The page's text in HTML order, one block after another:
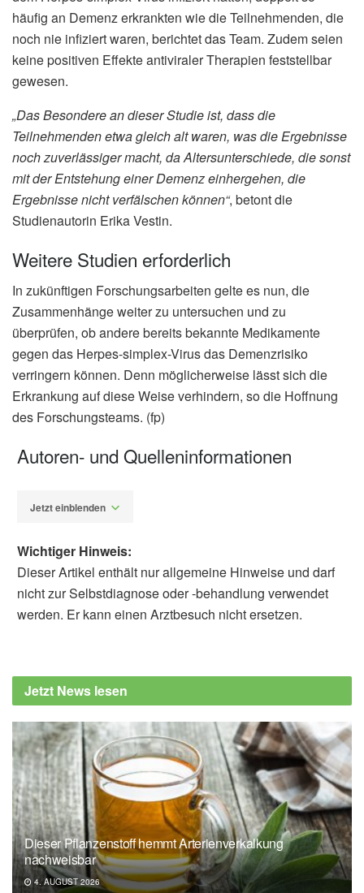
häufig an Demenz erkrankten wie die Teilnehmenden, die
noch nie infiziert waren, berichtet das Team. Zudem seien
keine positiven Effekte antiviraler Therapien feststellbar
gewesen.
„Das Besondere an dieser Studie ist, dass die
Teilnehmenden etwa gleich alt waren, was die Ergebnisse
noch zuverlässiger macht, da Altersunterschiede, die sonst
mit der Entstehung einer Demenz einhergehen, die
Ergebnisse nicht verfälschen können“, betont die
Studienautorin Erika Vestin.
Weitere Studien erforderlich
In zukünftigen Forschungsarbeiten gelte es nun, die
Zusammenhänge weiter zu untersuchen und zu
überprüfen, ob andere bereits bekannte Medikamente
gegen das Herpes-simplex-Virus das Demenzrisiko
verringern können. Denn möglicherweise lässt sich die
Erkrankung auf diese Weise verhindern, so die Hoffnung
des Forschungsteams. (fp)
Autoren- und Quelleninformationen
Jetzt einblenden
Fredrik Elgh, Lars Lind, Lena Kilander, Hugo
Lövheim, Bodil Weidung: Herpes Simplex
in a Contemporary Cohort of Older Adults: A
Prospective Study; in: Journal of Alzheimer's
Disease (veröffentlicht 13.02.2024),
content.iospress.com
Universität Uppsala: Double risk of dementia
after mouth ulcer virus (veröffentlicht
15.02.2024),uu.se
Wichtiger Hinweis:
Dieser Artikel enthält nur allgemeine Hinweise und darf
nicht zur Selbstdiagnose oder -behandlung verwendet
werden. Er kann einen Arztbesuch nicht ersetzen.
Jetzt News lesen
Dieser Pflanzenstoff hemmt Arterienverkalkung
nachweisbar
4. AUGUST 2026